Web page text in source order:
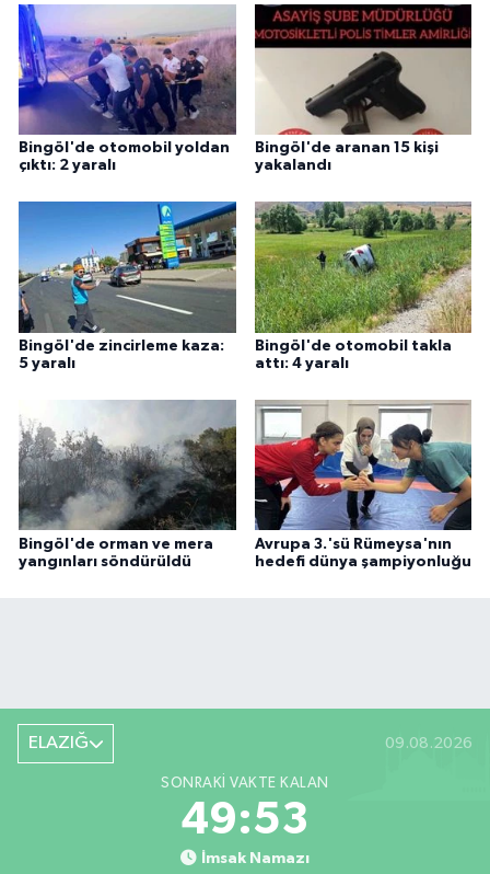
Bingöl'de otomobil yoldan
çıktı: 2 yaralı
Bingöl'de aranan 15 kişi
yakalandı
Bingöl'de zincirleme kaza:
5 yaralı
Bingöl'de otomobil takla
attı: 4 yaralı
Bingöl'de orman ve mera
yangınları söndürüldü
Avrupa 3.'sü Rümeysa'nın
hedefi dünya şampiyonluğu
ELAZIĞ 09.08.2026
SONRAKI VAKTE KALAN
49:53
İmsak Namazı